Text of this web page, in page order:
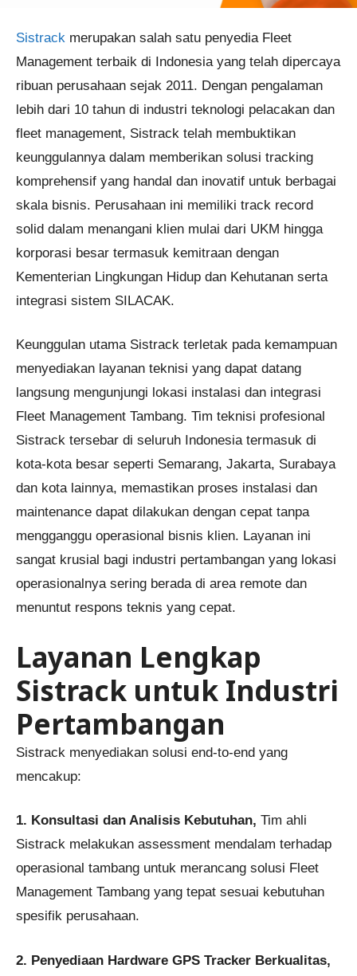
Sistrack merupakan salah satu penyedia Fleet
Management terbaik di Indonesia yang telah dipercaya
ribuan perusahaan sejak 2011. Dengan pengalaman
lebih dari 10 tahun di industri teknologi pelacakan dan
fleet management, Sistrack telah membuktikan
keunggulannya dalam memberikan solusi tracking
komprehensif yang handal dan inovatif untuk berbagai
skala bisnis. Perusahaan ini memiliki track record
solid dalam menangani klien mulai dari UKM hingga
korporasi besar termasuk kemitraan dengan
Kementerian Lingkungan Hidup dan Kehutanan serta
integrasi sistem SILACAK.
Keunggulan utama Sistrack terletak pada kemampuan
menyediakan layanan teknisi yang dapat datang
langsung mengunjungi lokasi instalasi dan integrasi
Fleet Management Tambang. Tim teknisi profesional
Sistrack tersebar di seluruh Indonesia termasuk di
kota-kota besar seperti Semarang, Jakarta, Surabaya
dan kota lainnya, memastikan proses instalasi dan
maintenance dapat dilakukan dengan cepat tanpa
mengganggu operasional bisnis klien. Layanan ini
sangat krusial bagi industri pertambangan yang lokasi
operasionalnya sering berada di area remote dan
menuntut respons teknis yang cepat.
Layanan Lengkap
Sistrack untuk Industri
Pertambangan
Sistrack menyediakan solusi end-to-end yang
mencakup:
1. Konsultasi dan Analisis Kebutuhan, Tim ahli
Sistrack melakukan assessment mendalam terhadap
operasional tambang untuk merancang solusi Fleet
Management Tambang yang tepat sesuai kebutuhan
spesifik perusahaan.
2. Penyediaan Hardware GPS Tracker Berkualitas,